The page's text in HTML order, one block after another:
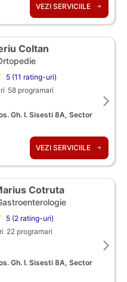
VEZI SERVICIILE
Coltan
5 (11 rating-uri)
58 programari
Gh. I. Sisesti 8A, Sector
VEZI SERVICIILE
Cotruta
5 (2 rating-uri)
22 programari
Gh. I. Sisesti 8A, Sector